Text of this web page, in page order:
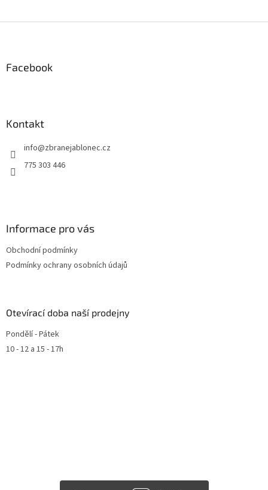
Facebook
Kontakt
info@zbranejablonec.cz
775 303 446
Informace pro vás
Obchodní podmínky
Podmínky ochrany osobních údajů
Otevírací doba naší prodejny
Pondělí - Pátek
10 - 12 a 15 - 17h